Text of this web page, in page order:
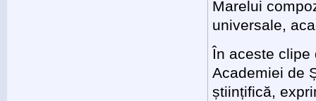
Marelui
universale,
În aceste
Academiei de
științifică,